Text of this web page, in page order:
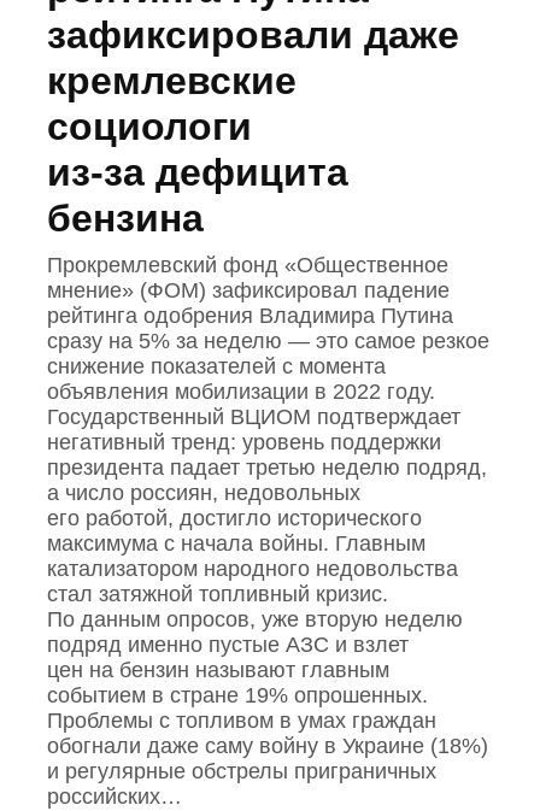
зафиксировали даже
кремлевские
социологи
из‑за дефицита
бензина
Прокремлевский фонд «Общественное
мнение» (ФОМ) зафиксировал падение
рейтинга одобрения Владимира Путина
сразу на 5% за неделю — это самое резкое
снижение показателей с момента
объявления мобилизации в 2022 году.
Государственный ВЦИОМ подтверждает
негативный тренд: уровень поддержки
президента падает третью неделю подряд,
а число россиян, недовольных
его работой, достигло исторического
максимума с начала войны. Главным
катализатором народного недовольства
стал затяжной топливный кризис.
По данным опросов, уже вторую неделю
подряд именно пустые АЗС и взлет
цен на бензин называют главным
событием в стране 19% опрошенных.
Проблемы с топливом в умах граждан
обогнали даже саму войну в Украине (18%)
и регулярные обстрелы приграничных
российских…